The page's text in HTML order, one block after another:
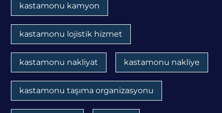
kastamonu kamyon
kastamonu lojistik hizmet
kastamonu nakliyat kastamonu nakliye
kastamonu taşıma organizasyonu